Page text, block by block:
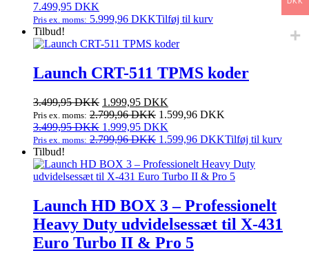
7.499,95 DKK
Pris ex. moms: 5.999,96 DKKTilføj til kurv
Tilbud!
Launch CRT-511 TPMS koder
3.499,95DKK Den
oprindelige
pris
var:
1.999,95 DKK
aktuelle
er:
Pris ex. moms: 2.799,96DKK 1.599,96 DKK
3.499,95DKK Den
oprindelige
var:
3.499,95 DKK.
1.999,95 DKK
aktuelle
er:
1.999,95 DKK.
Pris ex. moms: 2.799,96DKK 1.599,96 DKKTilføj til kurv
Tilbud!
Launch HD BOX 3 – Professionelt
Heavy Duty udvidelsessæt til X‑431
Euro Turbo II & Pro 5